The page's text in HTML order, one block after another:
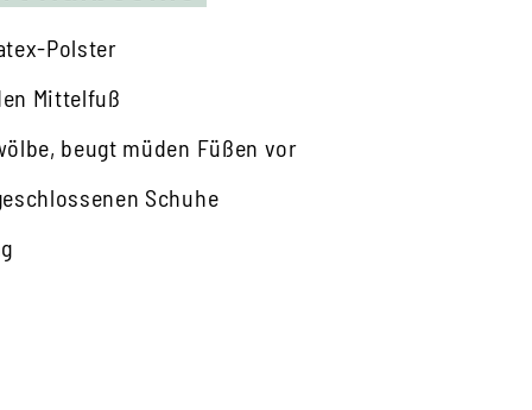
Polster
Mittelfuß
beugt müden Füßen vor
Schuhe